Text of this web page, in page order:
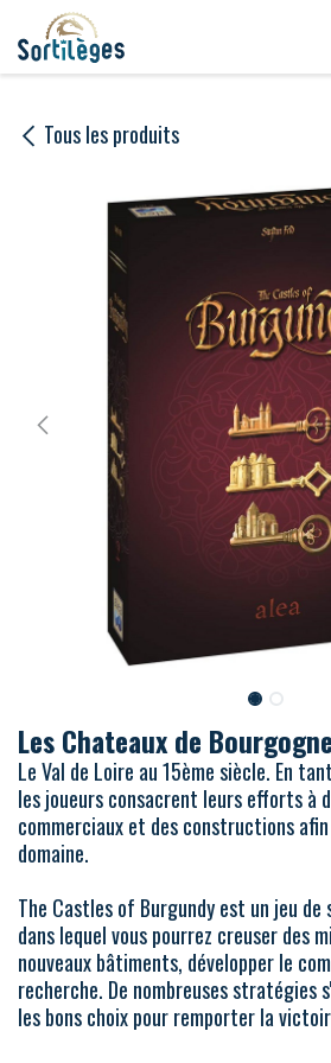
Se rendre au contenu
Tous les produits
Les Chateaux de
Le Val de Loire au 15ème siècle. En
les joueurs consacrent leurs efforts à
commerciaux et des constructions
domaine.
The Castles of Burgundy est un jeu
dans lequel vous pourrez creuser des
nouveaux bâtiments, développer le
recherche. De nombreuses stratégies
les bons choix pour remporter la